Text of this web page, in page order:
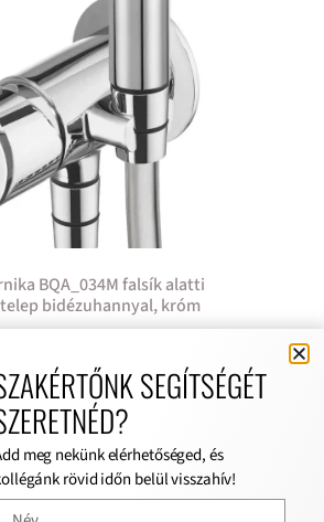
BQA_034M falsík alatti
bidézuhannyal, króm
SEGÍTSÉGÉT
meg nekünk elérhetőséged, és
rövid időn belül visszahív!